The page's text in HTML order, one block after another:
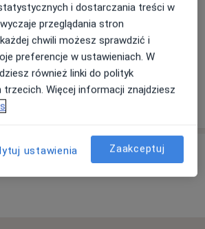
Powiększ mapę
100 Tychy
(16)
i dostarczania treści w
przeglądania stron
chwili możesz sprawdzić i
preferencje w ustawieniach. W
również linki do polityk
Więcej informacji znajdziesz
ustawienia Zaakceptuj